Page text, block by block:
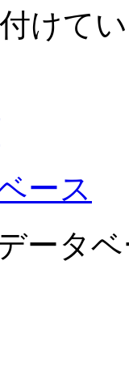
けて
ース
ータ